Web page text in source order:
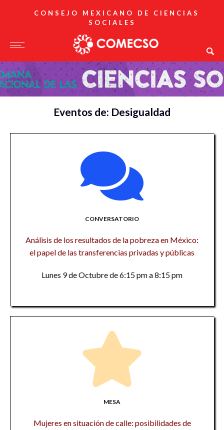
CONSEJO MEXICANO DE CIENCIAS
SOCIALES
Eventos de: Desigualdad
CONVERSATORIO
Análisis de los resultados de la pobreza en México:
el papel de las transferencias privadas y públicas
Lunes 9 de Octubre de 6:15 pm a 8:15 pm
MESA
Mujeres en situación de calle: posibilidades de